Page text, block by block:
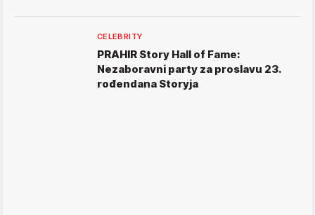
CELEBRITY
PRAHIR Story Hall of Fame:
Nezaboravni party za proslavu 23.
rođendana Storyja